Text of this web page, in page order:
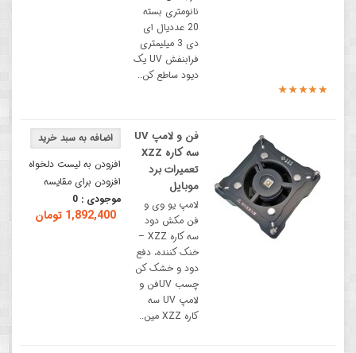
نانومتری بسته
20 عددیال ای
دی 3 میلیمتری
فرابنفش UV یک
دیود ساطع کن..
افزودن به لیست دلخواه
افزودن برای مقایسه
موجودی : 0
1,892,400 تومان
فن و لامپ UV
سه کاره XZZ
تعمیرات برد
موبایل
لامپ یو وی و
فن مکش دود
سه کاره XZZ –
خنک کننده، دفع
دود و خشک کن
چسب UVفن و
لامپ UV سه
کاره XZZ مین..